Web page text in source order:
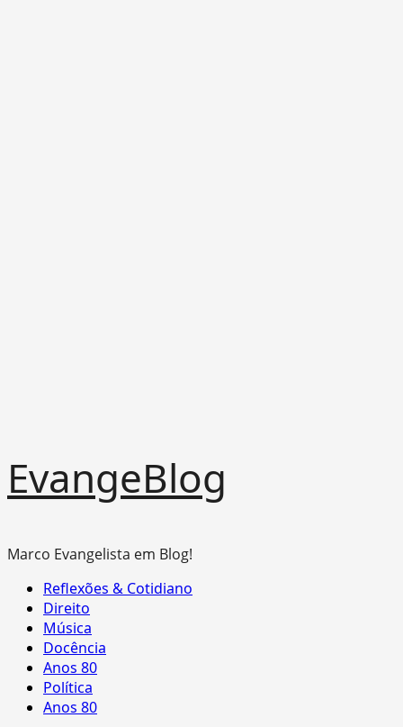
to
content
EvangeBlog
Marco Evangelista em Blog!
Primary
Menu
Reflexões & Cotidiano
Direito
Música
Docência
Anos 80
Política
Anos 80